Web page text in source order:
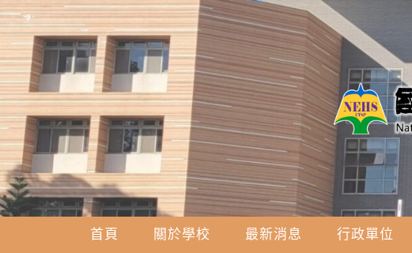
跳
轉
至
主
要
內
容
首頁 關於學校 最新消息 行政單位